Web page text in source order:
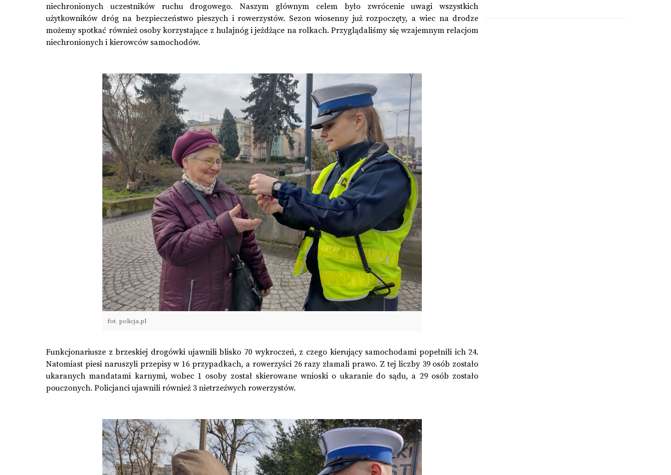
niechronionych uczestników ruchu drogowego. Naszym głównym celem było zwrócenie uwagi wszystkich
użytkowników dróg na bezpieczeństwo pieszych i rowerzystów. Sezon wiosenny już rozpoczęty, a wiec na drodze
możemy spotkać również osoby korzystające z hulajnóg i jeżdżące na rolkach. Przyglądaliśmy się wzajemnym relacjom
niechronionych i kierowców samochodów.
fot. policja.pl
Funkcjonariusze z brzeskiej drogówki ujawnili blisko 70 wykroczeń, z czego kierujący samochodami popełnili ich 24.
Natomiast piesi naruszyli przepisy w 16 przypadkach, a rowerzyści 26 razy złamali prawo. Z tej liczby 39 osób zostało
ukaranych mandatami karnymi, wobec 1 osoby został skierowane wnioski o ukaranie do sądu, a 29 osób zostało
pouczonych. Policjanci ujawnili również 3 nietrzeźwych rowerzystów.